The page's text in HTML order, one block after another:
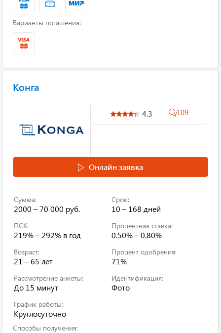
Варианты погашения:
Конга
4.3 109
Онлайн заявка
Сумма:
2000 – 70 000 руб.
Срок:
10 – 168 дней
ПСК:
219% – 292% в год
Процентная ставка:
0.50% – 0.80%
Возраст:
21 – 65 лет
Процент одобрения:
71%
Рассмотрение анкеты:
До 15 минут
Идентификация:
Фото
График работы:
Круглосуточно
Способы получения: